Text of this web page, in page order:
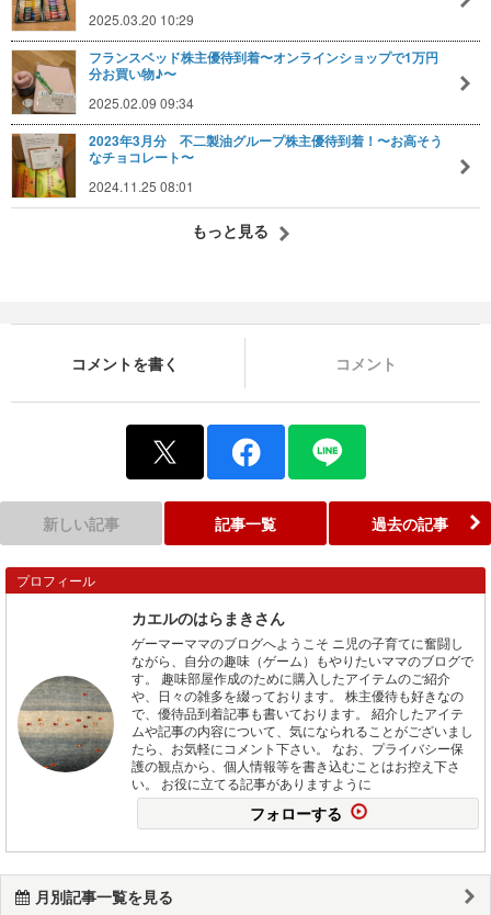
2025.03.20 10:29
フランスベッド株主優待到着〜オンラインショップで1万円
分お買い物♪〜
2025.02.09 09:34
2023年3月分 不二製油グループ株主優待到着！〜お高そう
なチョコレート〜
2024.11.25 08:01
もっと見る
コメントを書く コメント
新しい記事 記事一覧 過去の記事
プロフィール
カエルのはらまきさん
ゲーマーママのブログへようこそ ニ児の子育てに奮闘し
ながら、自分の趣味（ゲーム）もやりたいママのブログで
す。 趣味部屋作成のために購入したアイテムのご紹介
や、日々の雑多を綴っております。 株主優待も好きなの
で、優待品到着記事も書いております。 紹介したアイテ
ムや記事の内容について、気になられることがございまし
たら、お気軽にコメント下さい。 なお、プライバシー保
護の観点から、個人情報等を書き込むことはお控え下さ
い。 お役に立てる記事がありますように
フォローする
月別記事一覧を見る